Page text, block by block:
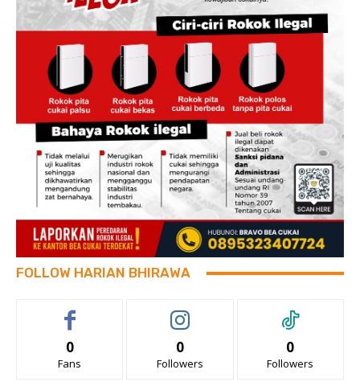
FOLLOW HARIAN BHIRAWA
0
Fans
0
Followers
0
Followers